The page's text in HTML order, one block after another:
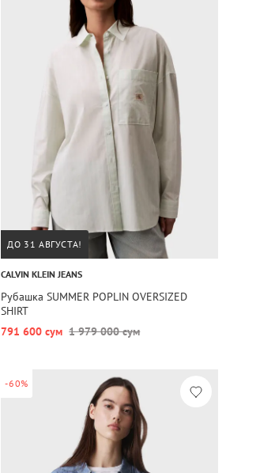
ДО 31 АВГУСТА!
CALVIN KLEIN JEANS
Рубашка SUMMER POPLIN OVERSIZED
SHIRT
791 600 сум 1 979 000 сум
-60%